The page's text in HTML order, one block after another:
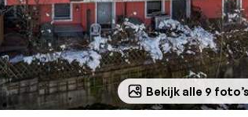
Bekijk alle 9 foto’s